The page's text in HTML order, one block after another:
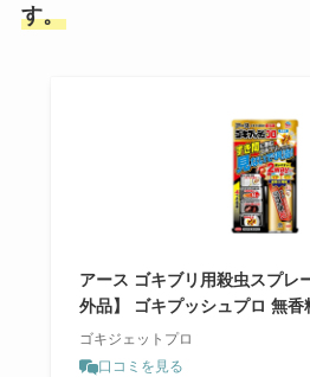
す。
アース ゴキブリ用殺虫スプレ
外品】 ゴキプッシュプロ 無香
ゴキジェットプロ
口コミを見る